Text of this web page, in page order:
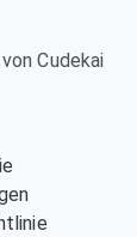
Cudekai